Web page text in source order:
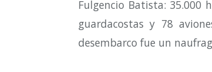
Fulgencio Batista: 35.000
guardacostas y 78
desembarco fue un